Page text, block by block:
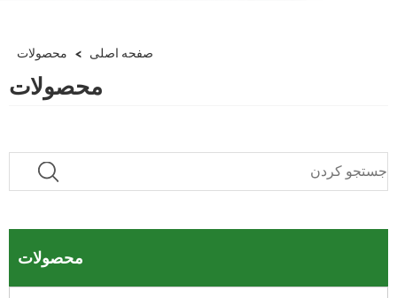
صفحه اصلی > محصولات
محصولات
محصولات